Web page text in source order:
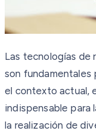
Las tecnologías de
son fundamentales
el contexto actual,
indispensable para
la realización de